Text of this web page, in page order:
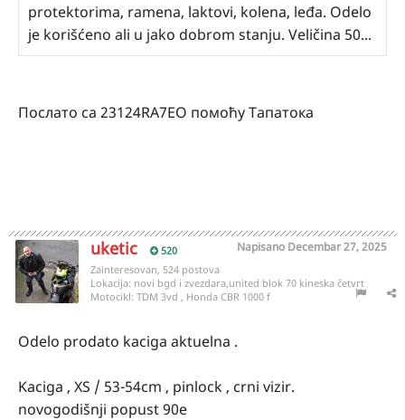
protektorima, ramena, laktovi, kolena, leđa. Odelo
je korišćeno ali u jako dobrom stanju. Veličina 50...
Послато са 23124RA7EO помоћу Тапатока
uketic 520 Napisano Decembar 27, 2025
Zainteresovan, 524 postova
Lokacija: novi bgd i zvezdara,united blok 70 kineska četvrt
Motocikl: TDM 3vd , Honda CBR 1000 f
Odelo prodato kaciga aktuelna .
Kaciga , XS / 53-54cm , pinlock , crni vizir.
novogodišnji popust 90e